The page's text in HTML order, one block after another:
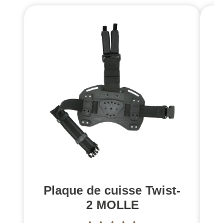
Plaque de cuisse Twist-
2 MOLLE